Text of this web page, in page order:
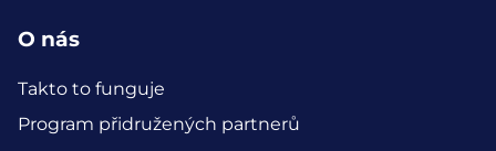
O nás
Takto to funguje
Program přidružených partnerů